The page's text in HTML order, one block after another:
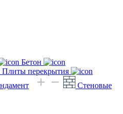
Бетон
Плиты перекрытия
Стеновые